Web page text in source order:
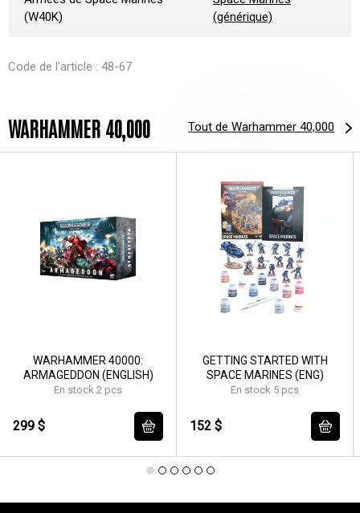
(W40K)
(générique)
Code de l'article : 48-67
WARHAMMER 40,000 Tout de Warhammer 40,000
WARHAMMER 40000:
ARMAGEDDON (ENGLISH)
En stock 2 pcs
299 $
GETTING STARTED WITH
SPACE MARINES (ENG)
En stock 5 pcs
152 $